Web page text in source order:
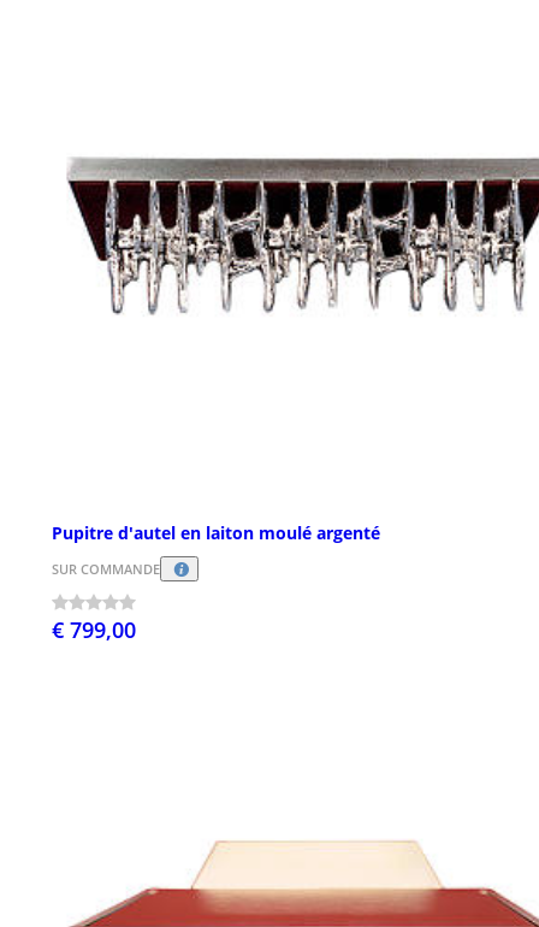
Pupitre d'autel en laiton moulé argenté
SUR COMMANDE
€ 799,00